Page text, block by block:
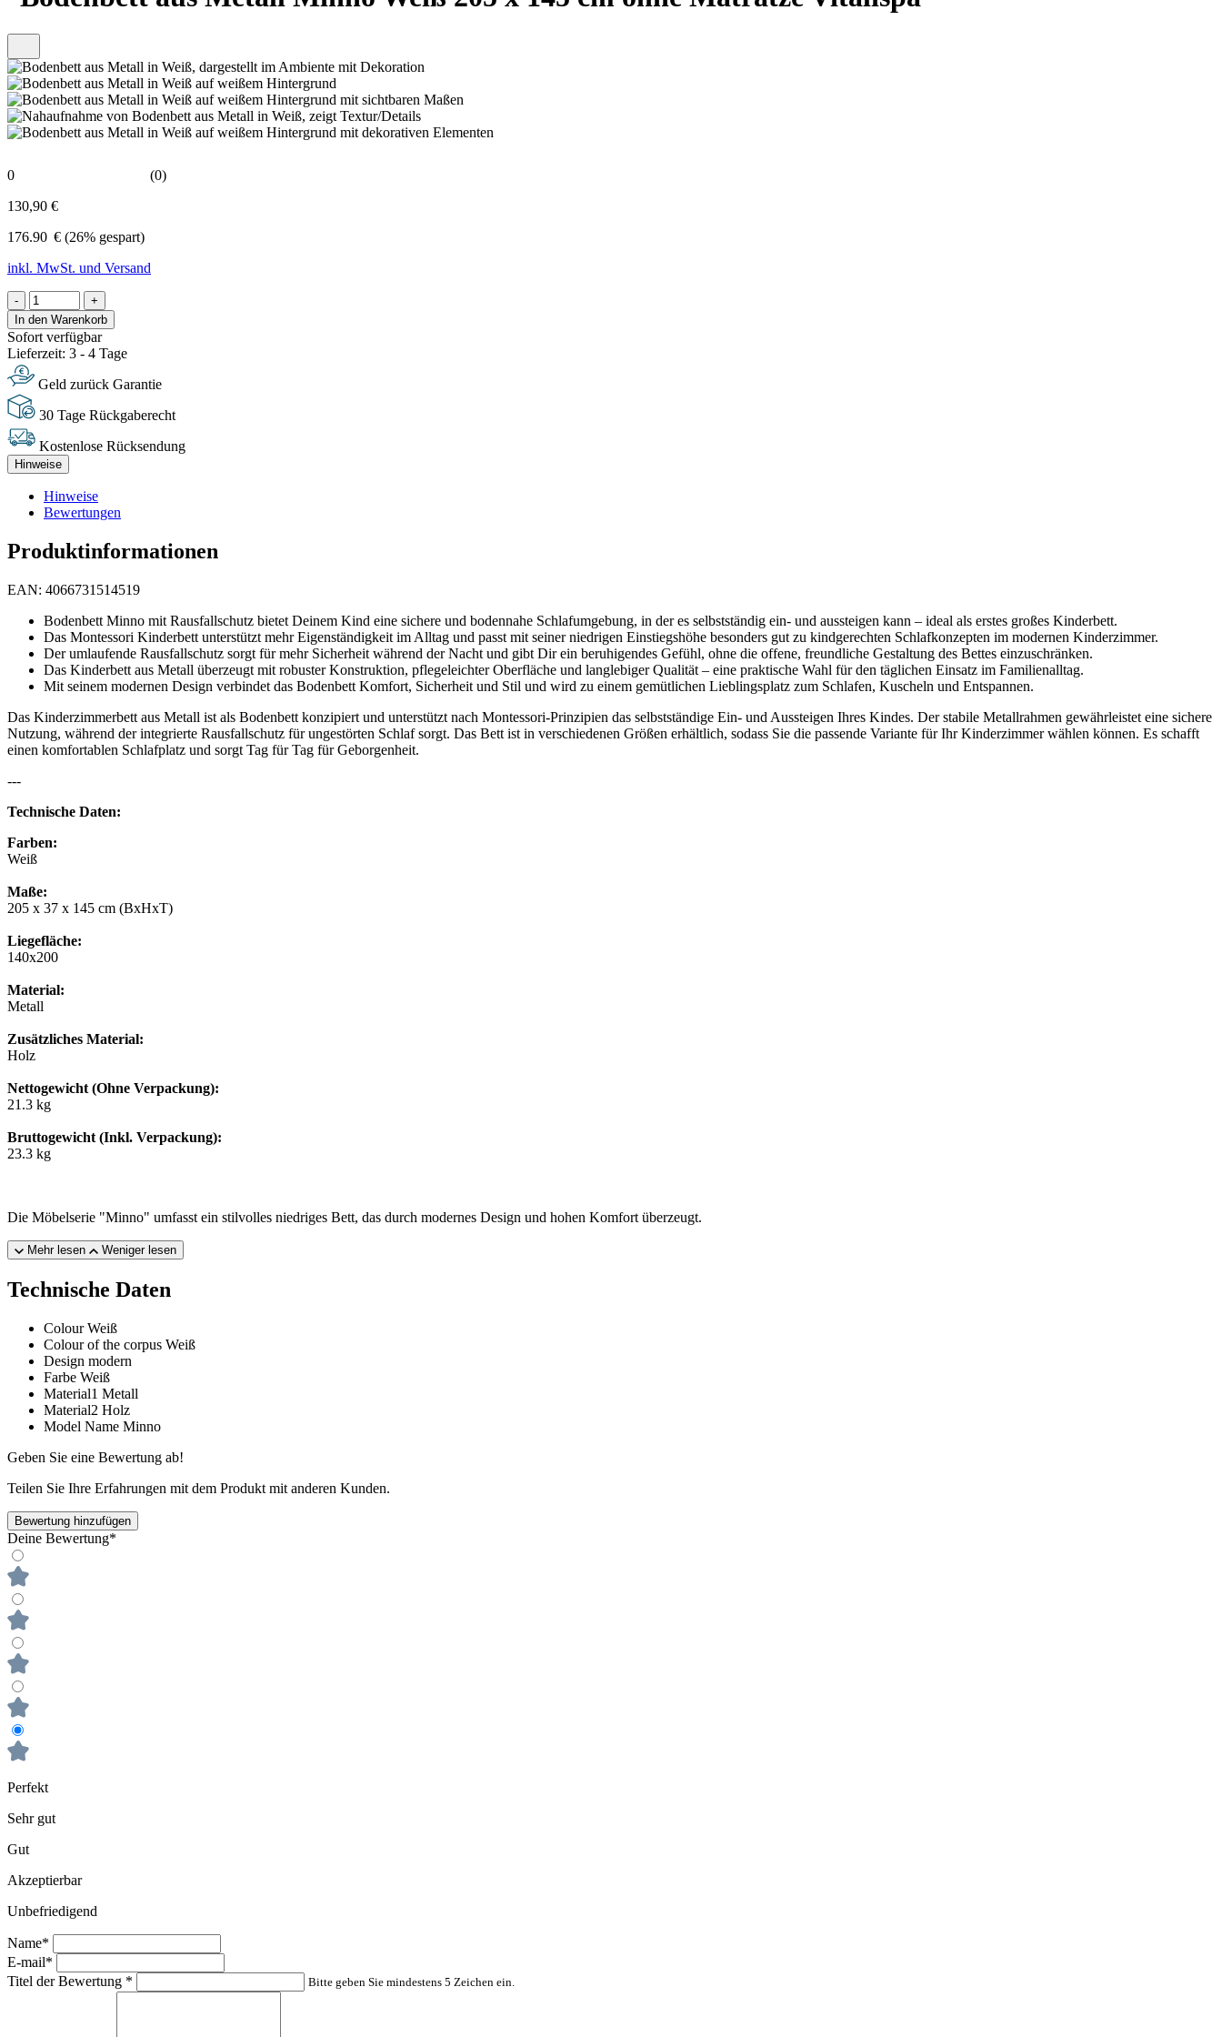
0
(0)
130,90 €
176.90 € (26% gespart)
inkl. MwSt. und Versand
-
+
In den Warenkorb
Sofort verfügbar
Lieferzeit: 3 - 4 Tage
Geld zurück Garantie
30 Tage Rückgaberecht
Kostenlose Rücksendung
Hinweise
Hinweise
Bewertungen
Produktinformationen
EAN: 4066731514519
Bodenbett Minno mit Rausfallschutz bietet Deinem Kind eine sichere und bodennahe Schlafumgebung, in der es selbstständig ein- und aussteigen kann – ideal als erstes großes Kinderbett.
Das Montessori Kinderbett unterstützt mehr Eigenständigkeit im Alltag und passt mit seiner niedrigen Einstiegshöhe besonders gut zu kindgerechten Schlafkonzepten im modernen Kinderzimmer.
Der umlaufende Rausfallschutz sorgt für mehr Sicherheit während der Nacht und gibt Dir ein beruhigendes Gefühl, ohne die offene, freundliche Gestaltung des Bettes einzuschränken.
Das Kinderbett aus Metall überzeugt mit robuster Konstruktion, pflegeleichter Oberfläche und langlebiger Qualität – eine praktische Wahl für den täglichen Einsatz im Familienalltag.
Mit seinem modernen Design verbindet das Bodenbett Komfort, Sicherheit und Stil und wird zu einem gemütlichen Lieblingsplatz zum Schlafen, Kuscheln und Entspannen.
Das Kinderzimmerbett aus Metall ist als Bodenbett konzipiert und unterstützt nach Montessori-Prinzipien das selbstständige Ein- und Aussteigen Ihres Kindes. Der stabile Metallrahmen gewährleistet eine sichere
Nutzung, während der integrierte Rausfallschutz für ungestörten Schlaf sorgt. Das Bett ist in verschiedenen Größen erhältlich, sodass Sie die passende Variante für Ihr Kinderzimmer wählen können. Es schafft
einen komfortablen Schlafplatz und sorgt Tag für Tag für Geborgenheit.
---
Technische Daten:
Farben:
Weiß
Maße:
205 x 37 x 145 cm (BxHxT)
Liegefläche:
140x200
Material:
Metall
Zusätzliches Material:
Holz
Nettogewicht (Ohne Verpackung):
21.3 kg
Bruttogewicht (Inkl. Verpackung):
23.3 kg
Die Möbelserie "Minno" umfasst ein stilvolles niedriges Bett, das durch modernes Design und hohen Komfort überzeugt.
Mehr lesen Weniger lesen
Technische Daten
Colour Weiß
Colour of the corpus Weiß
Design modern
Farbe Weiß
Material1 Metall
Material2 Holz
Model Name Minno
Geben Sie eine Bewertung ab!
Teilen Sie Ihre Erfahrungen mit dem Produkt mit anderen Kunden.
Bewertung hinzufügen
Deine Bewertung*
Perfekt
Sehr gut
Gut
Akzeptierbar
Unbefriedigend
Name*
E-mail*
Titel der Bewertung * Bitte geben Sie mindestens 5 Zeichen ein.